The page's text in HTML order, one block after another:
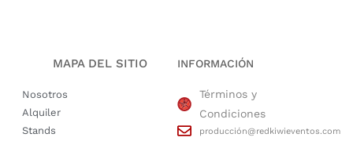
MAPA DEL SITIO
Nosotros
Alquiler
Stands
INFORMACIÓN
Términos y
Condiciones
producción@redkiwieventos.com